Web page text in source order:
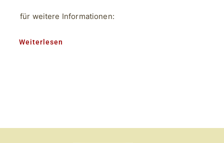
für weitere Informationen:
Weiterlesen